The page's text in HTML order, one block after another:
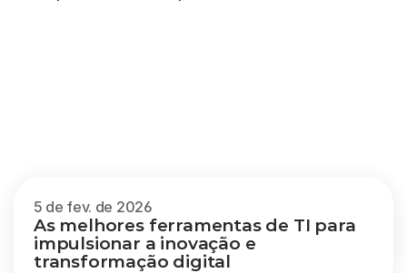
5 de fev. de 2026
As melhores ferramentas de TI para
impulsionar a inovação e
transformação digital